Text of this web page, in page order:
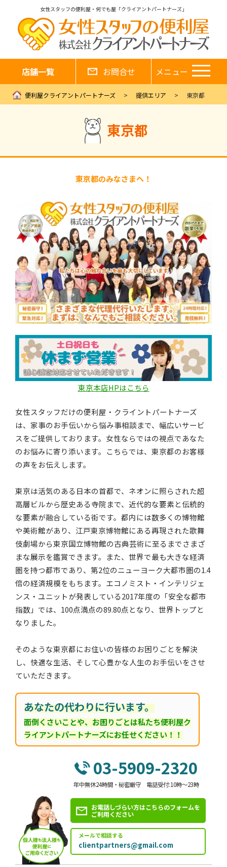
女性スタッフの便利屋・何でも屋「クライアントパートナーズ」
店舗一覧 お問合せ メニュー
便利屋クライアントパートナーズ 提供エリア 東京都
東京都
東京都のみなさまへ！
東京本店HPはこちら
女性スタッフだけの便利屋・クライントパートナーズ
は、家事のお手伝いから悩み事相談まで、幅広いサービ
スをご提供しております。女性ならではの視点であなた
のお悩みに寄り添います。こちらでは、東京都のお客様
の声をお伝えします。
東京は活気のある日本の首都で、ネオンに照らされた超
高層ビルから歴史ある寺院まで、近代的な要素と伝統的
な要素が融合している街です。都内には数多くの博物館
や美術館があり、江戸東京博物館にある再現された歌舞
伎劇場から東京国立博物館の古典芸術に至るまでさまざ
まな展示を鑑賞できます。また、世界で最も大きな経済
圏を持つ都市であり、第2位のニューヨーク大都市圏の1.4
倍の経済規模をもちます。エコノミスト・インテリジェ
ンス・ユニットが発表している2017年度の「安全な都市
指数」では、100点満点の89.80点となり、世界トップと
なりました。
そのような東京都にお住いの皆様のお困りごとを解決
し、快適な生活、そして心豊かな人生のお手伝いをさせ
ていただきます。
あなたの代わりに行います。
面倒くさいことや、お困りごとは私たち便利屋ク
ライアントパートナーズにお任せください！！
03-5909-2320
年中無休24時間・秘密厳守 電話受付:10時～23時
お電話しづらい方はこちらのフォームを
ご利用ください
メールで相談する
clientpartners@gmail.com